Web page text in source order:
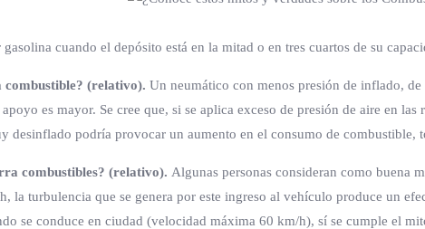
gasolina cuando el depósito está en la mitad o en tres cuartos de su
combustible? (relativo). Un neumático con menos presión de inflado,
es mayor. Se cree que, si se aplica exceso de presión de aire en
desinflado podría provocar un aumento en el consumo de combustible,
combustibles? (relativo). Algunas personas consideran como buena
la turbulencia que se genera por este ingreso al vehículo produce un
se conduce en ciudad (velocidad máxima 60 km/h), sí se cumple el